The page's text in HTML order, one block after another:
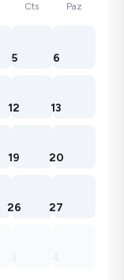
Cts Paz
5 6
12 13
19 20
26 27